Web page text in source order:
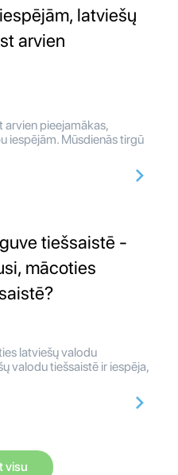
latviešų
arvien
arvien pieejamākas,
iespējām. Mūsdienās tirgū
tiešsaistē -
mācoties
latviešų valodu
valodu tiešsaistē ir iespēja,
visu